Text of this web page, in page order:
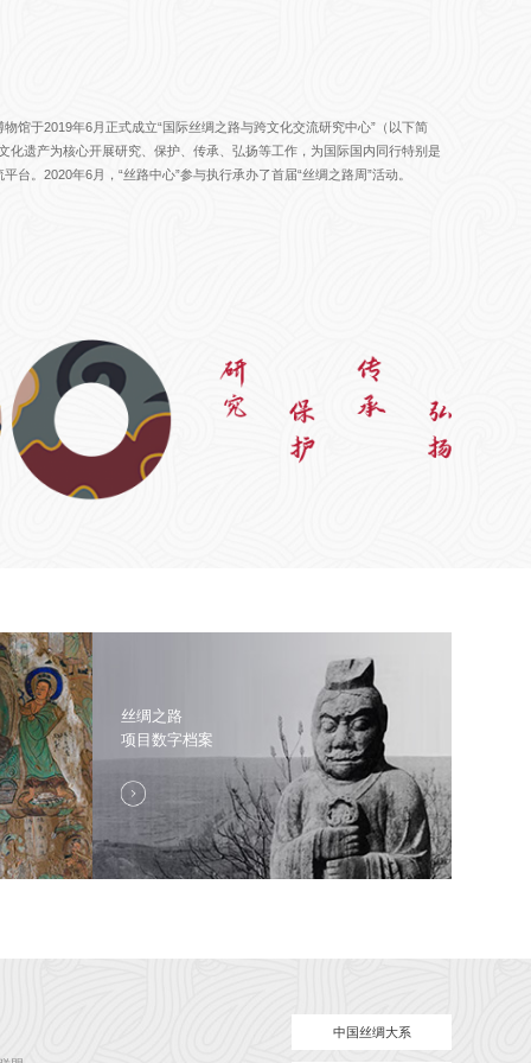
馆于2019年6月正式成立“国际丝绸之路与跨文化交流研究中心”（以下简
化遗产为核心开展研究、保护、传承、弘扬等工作，为国际国内同行特别是
台。2020年6月，“丝路中心”参与执行承办了首届“丝绸之路周”活动。
丝绸之路
项目数字档案
中国丝绸大系